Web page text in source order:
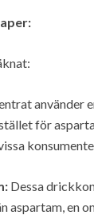
använder
för
Dessa
aspartam, en